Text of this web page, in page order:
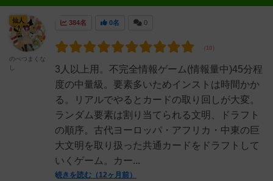
384名 0名 0
3人以上用。不完全情報ゲーム(情報量中)45分程
度の中量級。要素多いためインストは時間かか
る。リアルでやるとカードの取り回しが大変。
ランダム要素は割り当てられる文明、ドラフト
の順序。古代ヨーロッパ・アフリカ・中東の巨
大文明を取り扱った共通カードをドラフトして
いくゲーム。カー...
続きを読む（12ヶ月前）
仙人
のべつまくな
し